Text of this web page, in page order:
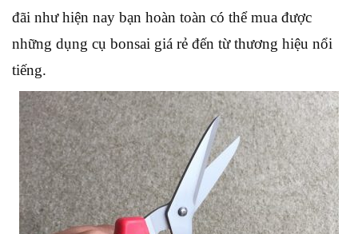
đãi như hiện nay bạn hoàn toàn có thể mua được
những dụng cụ bonsai giá rẻ đến từ thương hiệu nổi
tiếng.